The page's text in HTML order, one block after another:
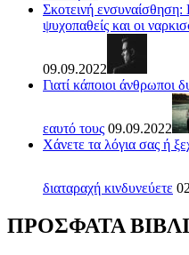
Σκοτεινή ενσυναίσθηση:
ψυχοπαθείς και οι
09.09.2022
Γιατί κάποιοι άνθρωποι
εαυτό τους 09.09.2022
Χάνετε τα λόγια σας ή
διαταραχή κινδυνεύετε
ΠΡΟΣΦΑΤΑ